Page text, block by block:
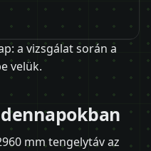
a vizsgálat során a
velük.
mm tengelytáv az